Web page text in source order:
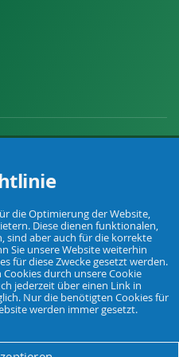
Haus, Hof und Garten.
Impressum
die Optimierung der Website,
Diese dienen funktionalen,
sind aber auch für die korrekte
Sie unsere Website weiterhin
für diese Zwecke gesetzt werden.
durch unsere Cookie
jederzeit über einen Link in
Nur die benötigten Cookies für
werden immer gesetzt.